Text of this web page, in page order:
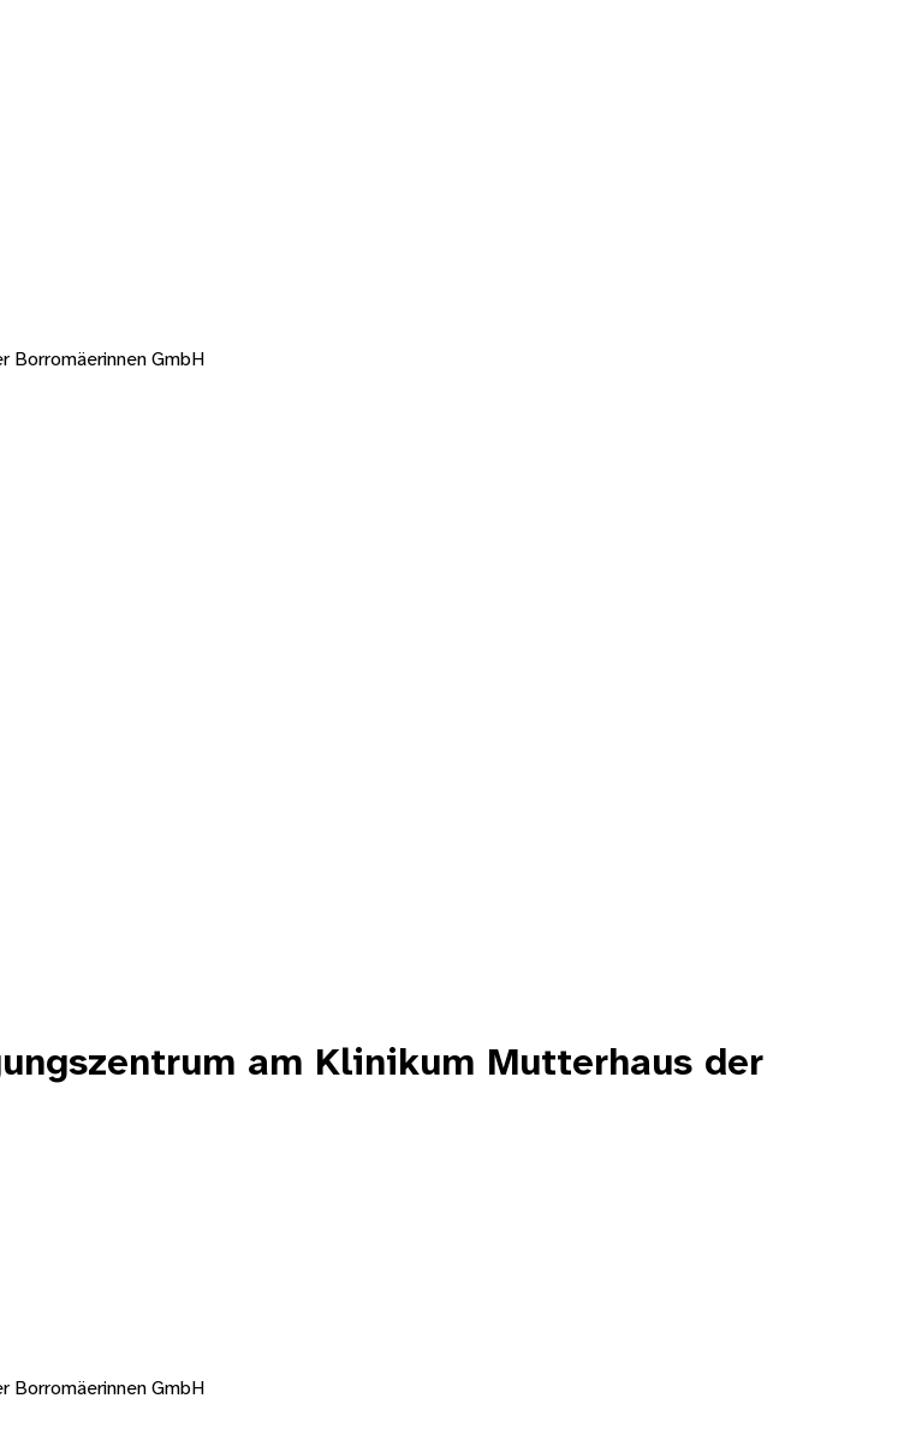
Borromäerinnen GmbH
am Klinikum Mutterhaus der
Borromäerinnen GmbH